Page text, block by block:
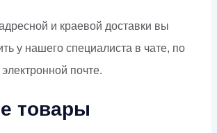
и краевой доставки вы
у нашего специалиста в чате, по
почте.
товары